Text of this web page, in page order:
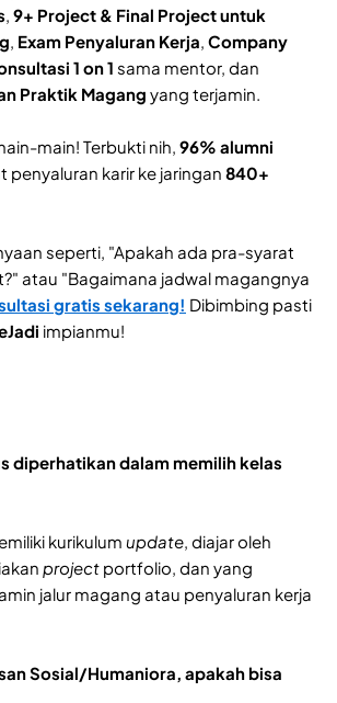
9+ Project & Final Project untuk
Exam Penyaluran Kerja Company
1 on 1 sama mentor, dan
Praktik Magang yang terjamin.
main! Terbukti nih, 96% alumni
penyaluran karir ke jaringan 840+
seperti, "Apakah ada pra-syarat
atau "Bagaimana jadwal magangnya
gratis sekarang! Dibimbing pasti
impianmu!
diperhatikan dalam memilih kelas
kurikulum update , diajar oleh
project portfolio, dan yang
jalur magang atau penyaluran kerja
Sosial/Humaniora, apakah bisa